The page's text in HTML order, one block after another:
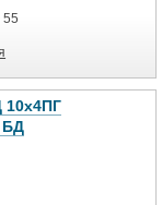
55
10х4ПГ
БД